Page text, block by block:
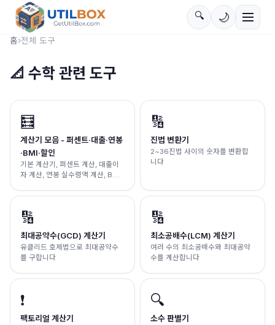
🔍 🌙
홈›전체 도구
📐 수학 관련 도구
🧮
계산기 모음 - 퍼센트·대출·연봉
·BMI·할인
기본 계산기, 퍼센트 계산, 대출이
자 계산, 연봉 실수령액 계산, BMI
🔢
진법 변환기
2~36진법 사이의 숫자를 변환합
니다
🔢
최대공약수(GCD) 계산기
유클리드 호제법으로 최대공약수
를 구합니다
🔢
최소공배수(LCM) 계산기
여러 수의 최소공배수와 최대공약
수를 계산합니다
❗
팩토리얼 계산기
🔍
소수 판별기